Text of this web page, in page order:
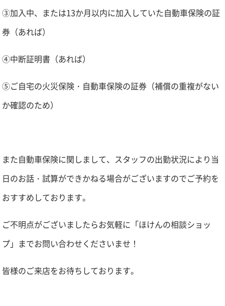
③加入中、または13か月以内に加入していた自動車保険の証
券（あれば）
④中断証明書（あれば）
⑤ご自宅の火災保険・自動車保険の証券（補償の重複がない
か確認のため）
また自動車保険に関しまして、スタッフの出勤状況により当
日のお話・試算ができかねる場合がございますのでご予約を
おすすめしております。
ご不明点がございましたらお気軽に「ほけんの相談ショッ
プ」までお問い合わせくださいませ！
皆様のご来店をお待ちしております。